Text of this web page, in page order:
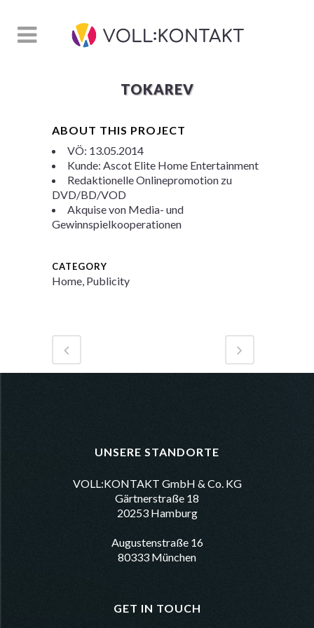
TOKAREV
ABOUT THIS PROJECT
VÖ: 13.05.2014
Kunde: Ascot Elite Home Entertainment
Redaktionelle Onlinepromotion zu
DVD/BD/VOD
Akquise von Media- und
Gewinnspielkooperationen
CATEGORY
Home, Publicity
UNSERE STANDORTE
VOLL:KONTAKT GmbH & Co. KG
Gärtnerstraße 18
20253 Hamburg
Augustenstraße 16
80333 München
GET IN TOUCH